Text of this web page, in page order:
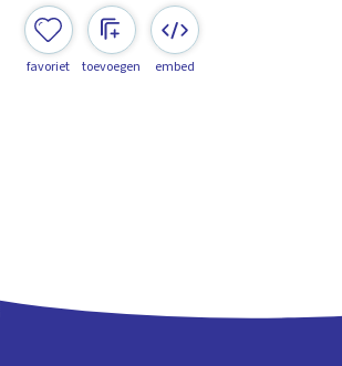
favoriet toevoegen embed